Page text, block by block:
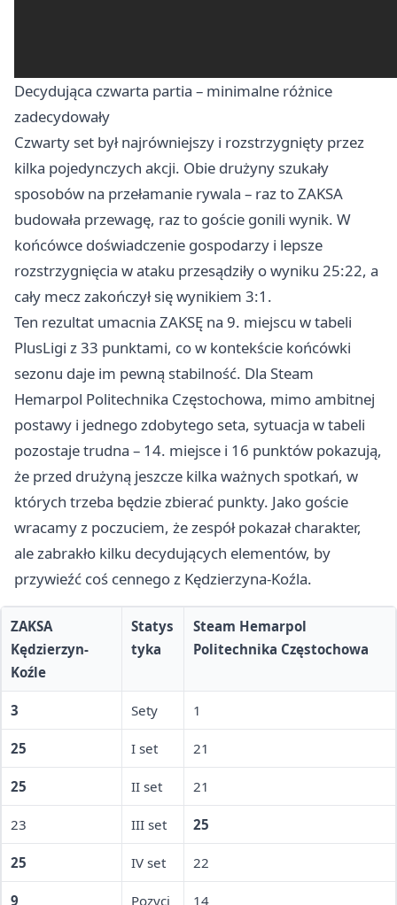
Decydująca czwarta partia – minimalne różnice
zadecydowały
Czwarty set był najrówniejszy i rozstrzygnięty przez
kilka pojedynczych akcji. Obie drużyny szukały
sposobów na przełamanie rywala – raz to ZAKSA
budowała przewagę, raz to goście gonili wynik. W
końcówce doświadczenie gospodarzy i lepsze
rozstrzygnięcia w ataku przesądziły o wyniku 25:22, a
cały mecz zakończył się wynikiem 3:1.
Ten rezultat umacnia ZAKSĘ na 9. miejscu w tabeli
PlusLigi z 33 punktami, co w kontekście końcówki
sezonu daje im pewną stabilność. Dla Steam
Hemarpol Politechnika Częstochowa, mimo ambitnej
postawy i jednego zdobytego seta, sytuacja w tabeli
pozostaje trudna – 14. miejsce i 16 punktów pokazują,
że przed drużyną jeszcze kilka ważnych spotkań, w
których trzeba będzie zbierać punkty. Jako goście
wracamy z poczuciem, że zespół pokazał charakter,
ale zabrakło kilku decydujących elementów, by
przywieźć coś cennego z Kędzierzyna-Koźla.
ZAKSA
Kędzierzyn-
Koźle
Statys
tyka
Steam Hemarpol
Politechnika Częstochowa
3 Sety 1
25 I set 21
25 II set 21
23 III set 25
25 IV set 22
9 Pozycj 14